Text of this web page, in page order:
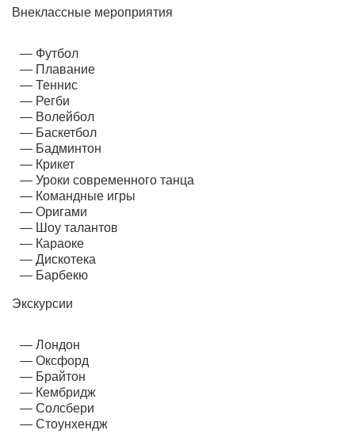
Внеклассные мероприятия
Футбол
Плавание
Теннис
Регби
Волейбол
Баскетбол
Бадминтон
Крикет
Уроки современного танца
Командные игры
Оригами
Шоу талантов
Караоке
Дискотека
Барбекю
Экскурсии
Лондон
Оксфорд
Брайтон
Кембридж
Солсбери
Стоунхендж